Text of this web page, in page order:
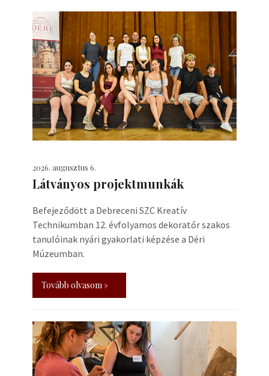
2026. augusztus 6.
Látványos projektmunkák
Befejeződött a Debreceni SZC Kreatív
Technikumban 12. évfolyamos dekoratőr szakos
tanulóinak nyári gyakorlati képzése a Déri
Múzeumban.
Tovább olvasom »